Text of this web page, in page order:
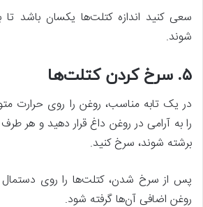
سعی کنید اندازه کتلت‌ها یکسان باشد
شوند.
۵. سرخ کردن کتلت‌ها
در یک تابه مناسب، روغن را روی حرارت
را به آرامی در روغن داغ قرار دهید و هر
برشته شوند، سرخ کنید.
پس از سرخ شدن، کتلت‌ها را روی دستمال
روغن اضافی آن‌ها گرفته شود.